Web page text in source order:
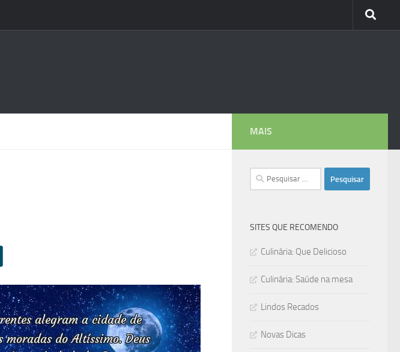
MAIS
Pesquisar
por:
SITES QUE RECOMENDO
Culinária: Que Delicioso
Culinária: Saúde na mesa
Lindos Recados
Novas Dicas